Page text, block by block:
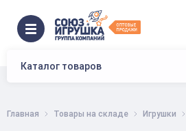
Каталог товаров
Главная Товары на складе Игрушки